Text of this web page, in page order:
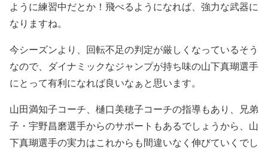
ように練習中だとか！飛べるようになれば、強力な武器に
なりますね。
今シーズンより、回転不足の判定が厳しくなっているそう
なので、ダイナミックなジャンプが持ち味の山下真瑚選手
にとって有利になれば良いなぁと思います。
山田満知子コーチ、樋口美穂子コーチの指導もあり、兄弟
子・宇野昌磨選手からのサポートもあるでしょうから、山
下真瑚選手の実力はこれからも間違いなく伸びていくでし